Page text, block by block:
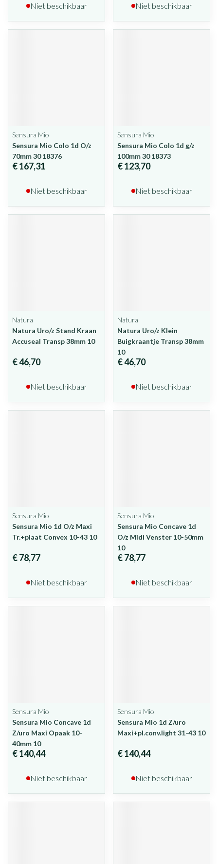
Niet beschikbaar Niet beschikbaar
Sensura Mio
Sensura Mio Colo 1d O/z
70mm 30 18376
€ 167,31
Niet beschikbaar
Sensura Mio
Sensura Mio Colo 1d g/z
100mm 30 18373
€ 123,70
Niet beschikbaar
Natura
Natura Uro/z Stand Kraan
Accuseal Transp 38mm 10
€ 46,70
Niet beschikbaar
Natura
Natura Uro/z Klein
Buigkraantje Transp 38mm
10
€ 46,70
Niet beschikbaar
Sensura Mio
Sensura Mio 1d O/z Maxi
Tr.+plaat Convex 10-43 10
€ 78,77
Niet beschikbaar
Sensura Mio
Sensura Mio Concave 1d
O/z Midi Venster 10-50mm
10
€ 78,77
Niet beschikbaar
Sensura Mio
Sensura Mio Concave 1d
Z/uro Maxi Opaak 10-
40mm 10
€ 140,44
Niet beschikbaar
Sensura Mio
Sensura Mio 1d Z/uro
Maxi+pl.conv.light 31-43 10
€ 140,44
Niet beschikbaar